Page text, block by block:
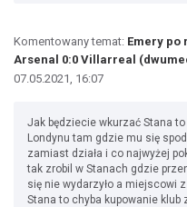
Komentowany temat: Emery po
Arsenal 0:0 Villarreal
07.05.2021, 16:07
Jak będziecie wkurzać Stana
Londynu tam gdzie mu się
zamiast działa i co najwyżej
tak zrobil w Stanach gdzie
się nie wydarzyło a miejscowi
Stana to chyba kupowanie